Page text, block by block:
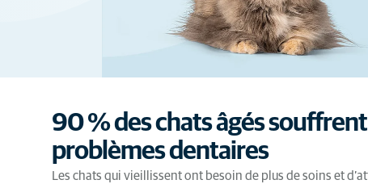
90 % des chats âgés
problèmes dentaires
Les chats qui vieillissent ont besoin de plus de soins et